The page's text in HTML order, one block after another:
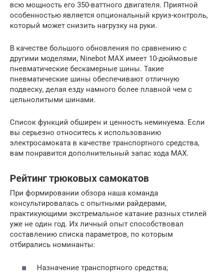
всю мощность его 350-ваттного двигателя. Приятной
особенностью является опциональный круиз-контроль,
который может снизить нагрузку на руки.
В качестве большого обновления по сравнению с
другими моделями, Ninebot MAX имеет 10-дюймовые
пневматические бескамерные шины. Такие
пневматические шины обеспечивают отличную
подвеску, делая езду намного более плавной чем с
цельнолитыми шинами.
Список функций обширен и ценность неминуема. Если
вы серьезно относитесь к использованию
электросамоката в качестве транспортного средства,
вам понравится дополнительный запас хода MAX.
Рейтинг трюковых самокатов
При формировании обзора наша команда
консультировалась с опытными райдерами,
практикующими экстремальное катание разных стилей
уже не один год. Их личный опыт способствовал
составлению списка параметров, по которым
отбирались номинанты:
Назначение транспортного средства;